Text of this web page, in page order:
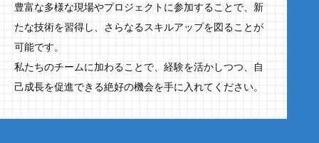
豊富な多様な現場やプロジェクトに参加することで、新
たな技術を習得し、さらなるスキルアップを図ることが
可能です。
私たちのチームに加わることで、経験を活かしつつ、自
己成長を促進できる絶好の機会を手に入れてください。